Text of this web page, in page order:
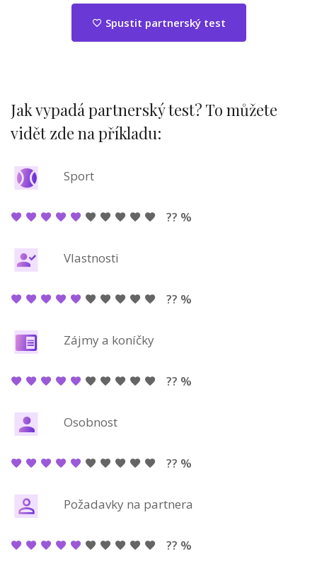
Spustit partnerský test
Jak vypadá partnerský test? To můžete
vidět zde na příkladu:
Sport
?? %
Vlastnosti
?? %
Zájmy a koníčky
?? %
Osobnost
?? %
Požadavky na partnera
?? %